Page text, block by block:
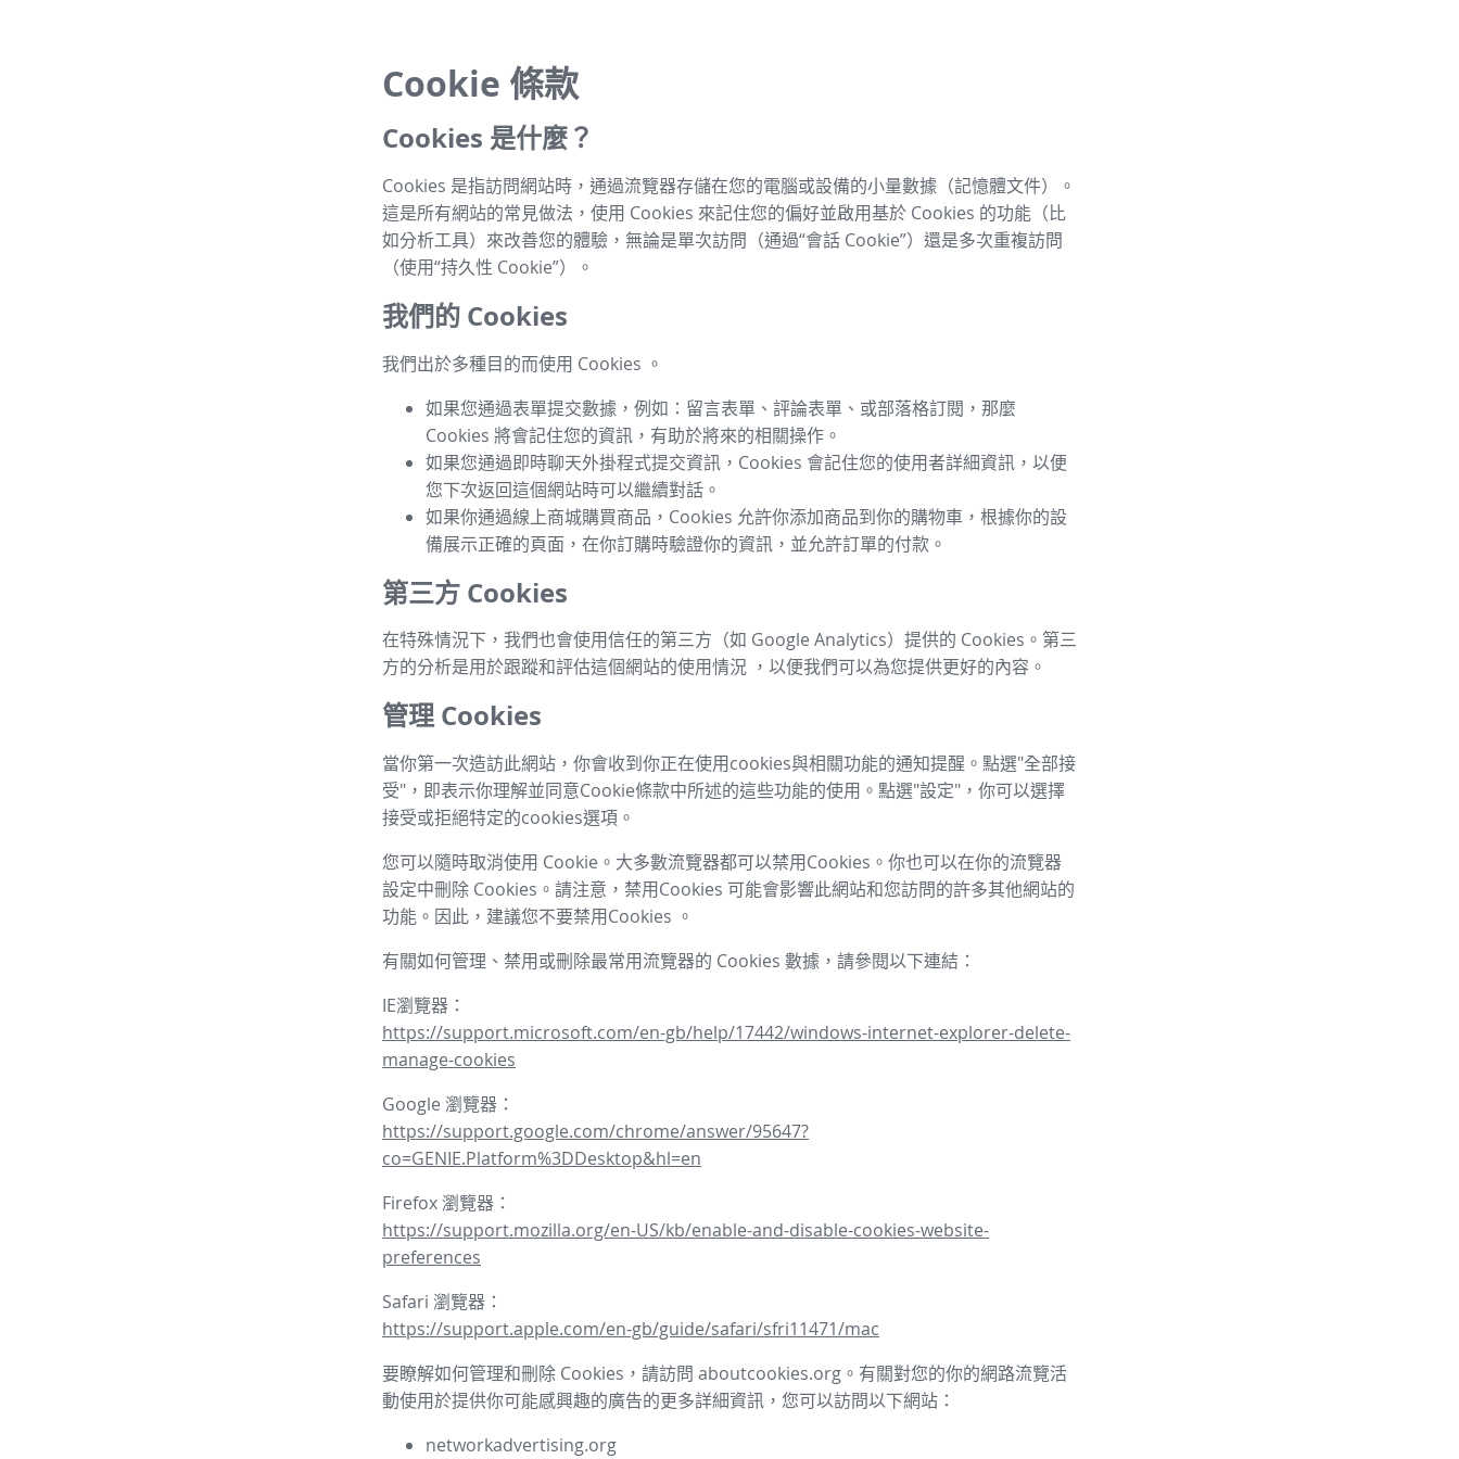
Cookie 條款
Cookies 是什麼？
Cookies 是指訪問網站時，通過流覽器存儲在您的電腦或設備的小量數據（記憶體文件）。
這是所有網站的常見做法，使用 Cookies 來記住您的偏好並啟用基於 Cookies 的功能（比
如分析工具）來改善您的體驗，無論是單次訪問（通過“會話 Cookie”）還是多次重複訪問
（使用“持久性 Cookie”）。
我們的 Cookies
我們出於多種目的而使用 Cookies 。
如果您通過表單提交數據，例如：留言表單、評論表單、或部落格訂閱，那麼
Cookies 將會記住您的資訊，有助於將來的相關操作。
如果您通過即時聊天外掛程式提交資訊，Cookies 會記住您的使用者詳細資訊，以便
您下次返回這個網站時可以繼續對話。
如果你通過線上商城購買商品，Cookies 允許你添加商品到你的購物車，根據你的設
備展示正確的頁面，在你訂購時驗證你的資訊，並允許訂單的付款。
第三方 Cookies
在特殊情況下，我們也會使用信任的第三方（如 Google Analytics）提供的 Cookies。第三
方的分析是用於跟蹤和評估這個網站的使用情況 ，以便我們可以為您提供更好的內容。
管理 Cookies
當你第一次造訪此網站，你會收到你正在使用cookies與相關功能的通知提醒。點選"全部接
受"，即表示你理解並同意Cookie條款中所述的這些功能的使用。點選"設定"，你可以選擇
接受或拒絕特定的cookies選項。
您可以隨時取消使用 Cookie。大多數流覽器都可以禁用Cookies。你也可以在你的流覽器
設定中刪除 Cookies。請注意，禁用Cookies 可能會影響此網站和您訪問的許多其他網站的
功能。因此，建議您不要禁用Cookies 。
有關如何管理、禁用或刪除最常用流覽器的 Cookies 數據，請參閱以下連結：
IE瀏覽器：
https://support.microsoft.com/en-gb/help/17442/windows-internet-explorer-delete-
manage-cookies
Google 瀏覽器：
https://support.google.com/chrome/answer/95647?
co=GENIE.Platform%3DDesktop&hl=en
Firefox 瀏覽器：
https://support.mozilla.org/en-US/kb/enable-and-disable-cookies-website-
preferences
Safari 瀏覽器：
https://support.apple.com/en-gb/guide/safari/sfri11471/mac
要瞭解如何管理和刪除 Cookies，請訪問 aboutcookies.org。有關對您的你的網路流覽活
動使用於提供你可能感興趣的廣告的更多詳細資訊，您可以訪問以下網站：
networkadvertising.org